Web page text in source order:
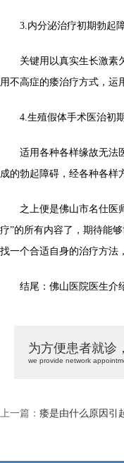
3.内分泌治疗初期勃起
关键用以真实生长激素欠
用不高症的痿治疗方式，运
4.生殖假体手术医治初
适用各种各样缘故无法医
成的勃起障碍，经各种各样
之上便是佛山市名仕医师
疗”的所有内容了，期待能
找一个合适自身的治疗方法
结尾：佛山医院医生介绍
为方便患者就诊
we provide network
上一篇： 痿是由什么原因引